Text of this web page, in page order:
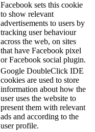
Facebook sets this cookie
to show relevant
advertisements to users by
tracking user behaviour
across the web, on sites
that have Facebook pixel
or Facebook social plugin.
Google DoubleClick IDE
cookies are used to store
information about how the
user uses the website to
present them with relevant
ads and according to the
user profile.